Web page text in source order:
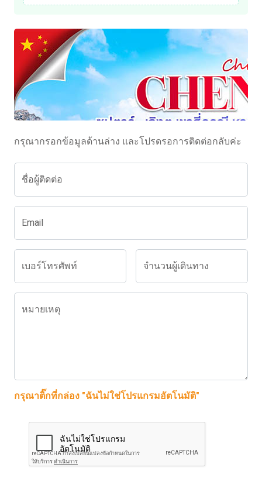
กรุณากรอกข้อมูลด้านล่าง และโปรดรอการติดต่อกลับค่ะ
ชื่อผู้ติดต่อ
Email
เบอร์โทรศัพท์ จำนวนผู้เดินทาง
หมายเหตุ
กรุณาติ๊กที่กล่อง "ฉันไม่ใช่โปรแกรมอัตโนมัติ"